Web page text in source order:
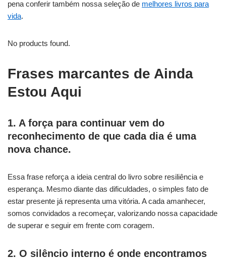
pena conferir também nossa seleção de melhores livros para
vida.
No products found.
Frases marcantes de Ainda
Estou Aqui
1. A força para continuar vem do
reconhecimento de que cada dia é uma
nova chance.
Essa frase reforça a ideia central do livro sobre resiliência e
esperança. Mesmo diante das dificuldades, o simples fato de
estar presente já representa uma vitória. A cada amanhecer,
somos convidados a recomeçar, valorizando nossa capacidade
de superar e seguir em frente com coragem.
2. O silêncio interno é onde encontramos